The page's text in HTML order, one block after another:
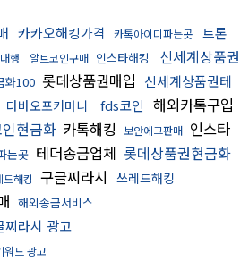
카카오해킹가격 카톡아이디파는곳
트론
행 알트코인구매 인스타해킹
신세계상품권
화100 롯데상품권매입 신세계상품권테
다바오포커머니 fds코인 해외카톡구입
현금화 카톡해킹 보안에그판매 인스타
는곳 테더송금업체 롯데상품권현금화
드해킹 구글찌라시 쓰레드해킹
해외송금서비스
찌라시 광고
워드 광고